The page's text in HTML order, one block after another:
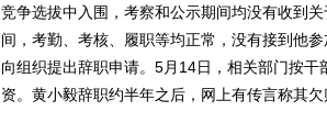
竞争选拔中入围，考察和公示期间均没有收到
间，考勤、考核、履职等均正常，没有接到他
向组织提出辞职申请。5月14日，相关部门按
资。黄小毅辞职约半年之后，网上有传言称其欠